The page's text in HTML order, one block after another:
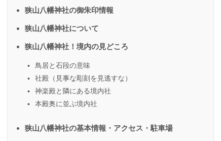
狭山八幡神社の御朱印情報
狭山八幡神社について
狭山八幡神社！境内の見どころ
鳥居と石段の意味
社殿（見事な彫刻を見逃すな）
神楽殿と隣にある境内社
本殿奥に並ぶ境内社
狭山八幡神社の基本情報・アクセス・駐車場